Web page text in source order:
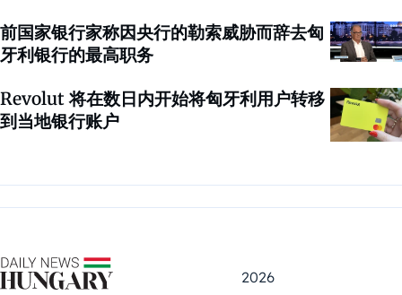
前国家银行家称因央行的勒索威胁而辞去匈
牙利银行的最高职务
Revolut 将在数日内开始将匈牙利用户转移
到当地银行账户
2026